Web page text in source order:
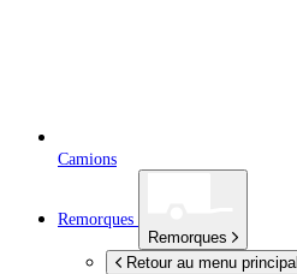
Camions
Remorques
Remorques
Retour au menu principal